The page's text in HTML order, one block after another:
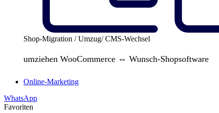
Shop-Migration / Umzug/ CMS-Wechsel
umziehen WooCommerce ⇔ Wunsch-Shopsoftware
Online-Marketing
WhatsApp
Favoriten